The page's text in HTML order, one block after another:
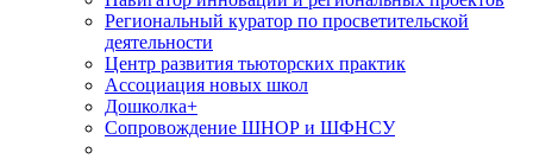
Региональный куратор по просветительской
деятельности
Центр развития тьюторских практик
Ассоциация новых школ
Дошколка+
Сопровождение ШНОР и ШФНСУ